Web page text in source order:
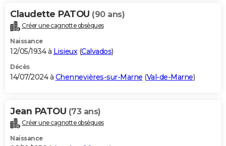
Claudette PATOU (90 ans)
Créer une cagnotte obsèques
Naissance
12/05/1934 à Lisieux(Calvados)
Décès
14/07/2024 à Chennevières-sur-Marne (Val-de-Marne)
Jean PATOU (73 ans)
Créer une cagnotte obsèques
Naissance